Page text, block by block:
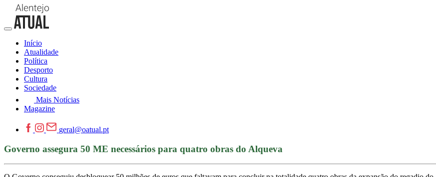
Início
Atualidade
Política
Desporto
Cultura
Sociedade
Mais Notícias
Magazine
geral@oatual.pt
Governo assegura 50 ME necessários para quatro obras do Alqueva